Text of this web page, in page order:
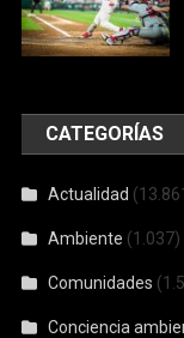
CATEGORÍAS
Actualidad
Ambiente (1.037)
Comunidades
Conciencia